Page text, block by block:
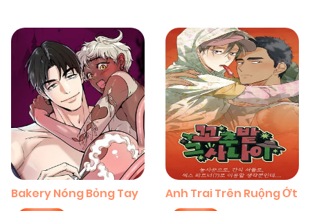
Bakery Nóng Bỏng Tay Anh Trai Trên Ruộng Ớt